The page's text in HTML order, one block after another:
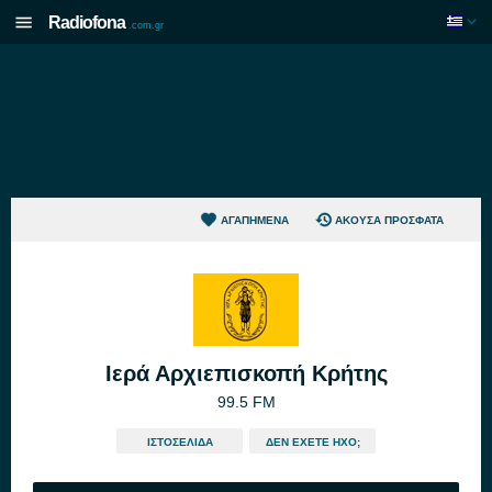
Radiofona .com.gr
ΑΓΑΠΗΜΈΝΑ ΆΚΟΥΣΑ ΠΡΌΣΦΑΤΑ
Ιερά Αρχιεπισκοπή Κρήτης
99.5 FM
ΙΣΤΟΣΕΛΊΔΑ ΔΕΝ ΈΧΕΤΕ ΉΧΟ;